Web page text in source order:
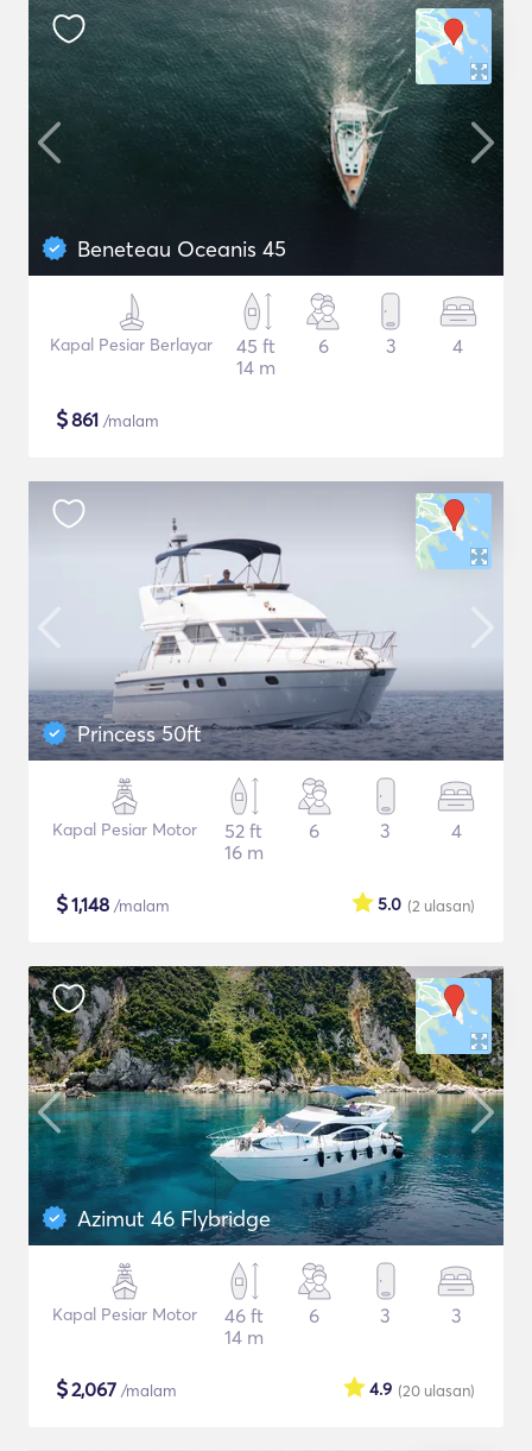
Beneteau Oceanis 45
Kapal Pesiar Berlayar
45 ft
14 m
6 3 4
$861 /malam
Princess 50ft
Kapal Pesiar Motor
52 ft
16 m
6 3 4
$1,148 /malam (2 ulasan)
5.0
Azimut 46 Flybridge
Kapal Pesiar Motor
46 ft
14 m
6 3 3
$2,067 /malam (20 ulasan)
4.9